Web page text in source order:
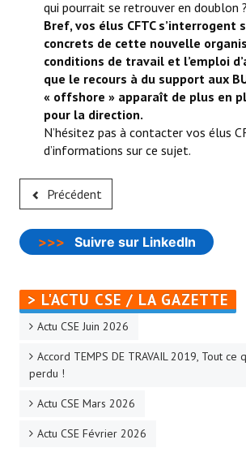
qui pourrait se retrouver en doublon ?
Bref, vos élus CFTC
concrets de cette nouvelle
conditions de travail et l’emploi
que le recours à du support aux
« offshore » apparaît de plus en
pour la direction.
N’hésitez pas à contacter vos élus
d’informations sur ce sujet.
Précédent
>>> Suivre sur LinkedIn
> L'ACTU CSE / LA GAZETTE
Actu CSE Juin 2026
Accord TEMPS DE TRAVAIL 2019, Tout ce
perdu !
Actu CSE Mars 2026
Actu CSE Février 2026